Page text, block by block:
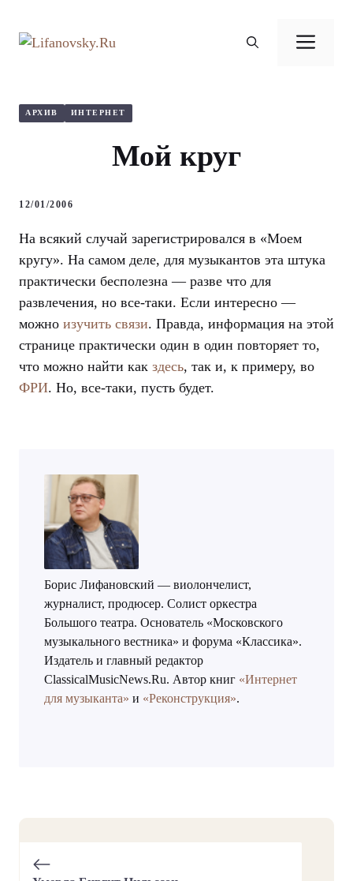
содержимому
АРХИВ ИНТЕРНЕТ
Мой круг
12/01/2006
На всякий случай зарегистрировался в «Моем
кругу». На самом деле, для музыкантов эта штука
практически бесполезна — разве что для
развлечения, но все-таки. Если интересно —
можно изучить связи. Правда, информация на этой
странице практически один в один повторяет то,
что можно найти как здесь, так и, к примеру, во
ФРИ. Но, все-таки, пусть будет.
Борис Лифановский — виолончелист,
журналист, продюсер. Солист оркестра
Большого театра. Основатель «Московского
музыкального вестника» и форума «Классика».
Издатель и главный редактор
ClassicalMusicNews.Ru. Автор книг «Интернет
для музыканта» и «Реконструкция».